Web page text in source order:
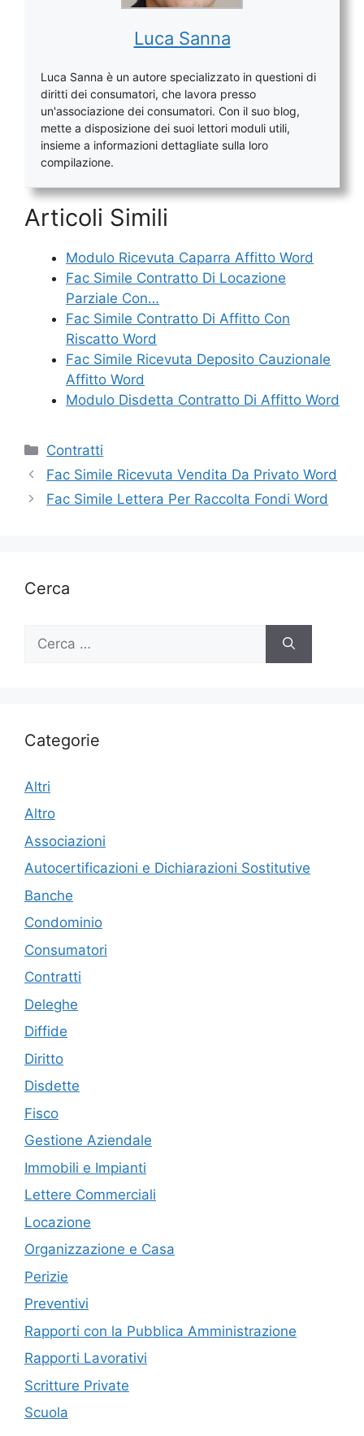
Luca Sanna
Luca Sanna è un autore specializzato in questioni di
diritti dei consumatori, che lavora presso
un'associazione dei consumatori. Con il suo blog,
mette a disposizione dei suoi lettori moduli utili,
insieme a informazioni dettagliate sulla loro
compilazione.
Articoli Simili
Modulo Ricevuta Caparra Affitto Word
Fac Simile Contratto Di Locazione
Parziale Con…
Fac Simile Contratto Di Affitto Con
Riscatto Word
Fac Simile Ricevuta Deposito Cauzionale
Affitto Word
Modulo Disdetta Contratto Di Affitto Word
Categorie
Contratti
Fac Simile Ricevuta Vendita Da Privato Word
Fac Simile Lettera Per Raccolta Fondi Word
Cerca
per:
Categorie
Altri
Altro
Associazioni
Autocertificazioni e Dichiarazioni Sostitutive
Banche
Condominio
Consumatori
Contratti
Deleghe
Diffide
Diritto
Disdette
Fisco
Gestione Aziendale
Immobili e Impianti
Lettere Commerciali
Locazione
Organizzazione e Casa
Perizie
Preventivi
Rapporti con la Pubblica Amministrazione
Rapporti Lavorativi
Scritture Private
Scuola